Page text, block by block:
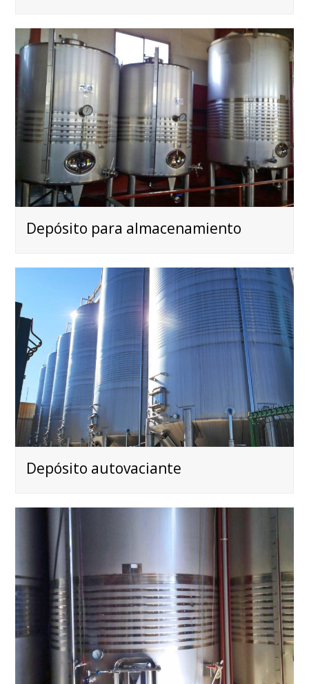
Depósito para almacenamiento
Depósito autovaciante